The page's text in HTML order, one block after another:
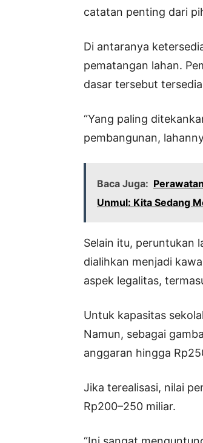
catatan penting dari
Di antaranya
pematangan lahan.
dasar tersebut
“Yang paling
pembangunan,
Baca Juga:
Unmul: Kita Sedang
Selain itu, peruntukan
dialihkan menjadi
aspek legalitas,
Untuk kapasitas
Namun, sebagai
anggaran hingga
Jika terealisasi, nilai
Rp200–250 miliar.